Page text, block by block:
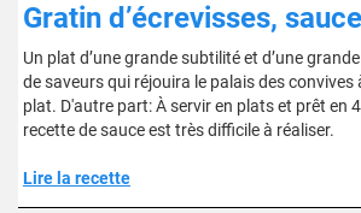
Gratin d’écrevisses,
Un plat d’une grande subtilité et d’une
de saveurs qui réjouira le palais des convives
plat. D'autre part: À servir en plats et prêt en
recette de sauce est très difficile à réaliser.
Lire la recette